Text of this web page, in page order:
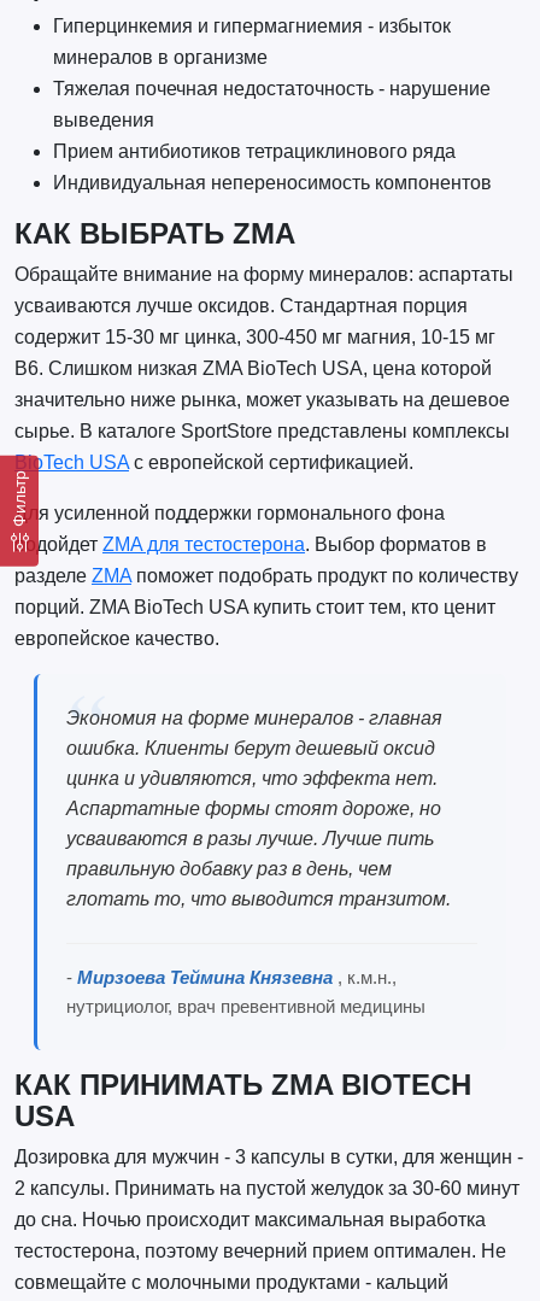
Фильтр
Гиперцинкемия и гипермагниемия - избыток
минералов в организме
Тяжелая почечная недостаточность - нарушение
выведения
Прием антибиотиков тетрациклинового ряда
Индивидуальная непереносимость компонентов
КАК ВЫБРАТЬ ZMA
Обращайте внимание на форму минералов: аспартаты
усваиваются лучше оксидов. Стандартная порция
содержит 15-30 мг цинка, 300-450 мг магния, 10-15 мг
B6. Слишком низкая ZMA BioTech USA, цена которой
значительно ниже рынка, может указывать на дешевое
сырье. В каталоге SportStore представлены комплексы
BioTech USAс европейской сертификацией.
Для усиленной поддержки гормонального фона
подойдет ZMA для тестостерона. Выбор форматов в
разделе ZMAпоможет подобрать продукт по количеству
порций. ZMA BioTech USA купить стоит тем, кто ценит
европейское качество.
Экономия на форме минералов - главная
ошибка. Клиенты берут дешевый оксид
цинка и удивляются, что эффекта нет.
Аспартатные формы стоят дороже, но
усваиваются в разы лучше. Лучше пить
правильную добавку раз в день, чем
глотать то, что выводится транзитом.
- Мирзоева Теймина Князевна , к.м.н.,
нутрициолог, врач превентивной медицины
КАК ПРИНИМАТЬ ZMA BIOTECH
USA
Дозировка для мужчин - 3 капсулы в сутки, для женщин -
2 капсулы. Принимать на пустой желудок за 30-60 минут
до сна. Ночью происходит максимальная выработка
тестостерона, поэтому вечерний прием оптимален. Не
совмещайте с молочными продуктами - кальций